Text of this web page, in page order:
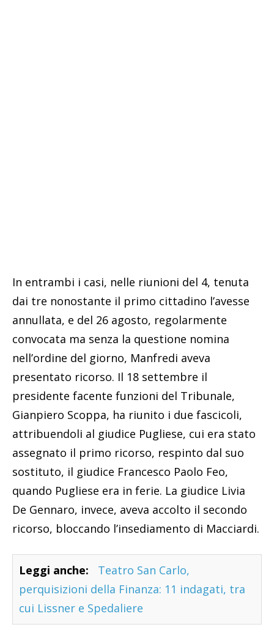
In entrambi i casi, nelle riunioni del 4, tenuta
dai tre nonostante il primo cittadino l’avesse
annullata, e del 26 agosto, regolarmente
convocata ma senza la questione nomina
nell’ordine del giorno, Manfredi aveva
presentato ricorso. Il 18 settembre il
presidente facente funzioni del Tribunale,
Gianpiero Scoppa, ha riunito i due fascicoli,
attribuendoli al giudice Pugliese, cui era stato
assegnato il primo ricorso, respinto dal suo
sostituto, il giudice Francesco Paolo Feo,
quando Pugliese era in ferie. La giudice Livia
De Gennaro, invece, aveva accolto il secondo
ricorso, bloccando l’insediamento di Macciardi.
Leggi anche:
Teatro San Carlo,
perquisizioni della Finanza: 11 indagati, tra
cui Lissner e Spedaliere